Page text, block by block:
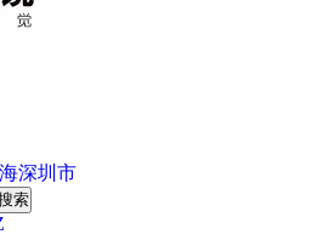
海深圳市
索